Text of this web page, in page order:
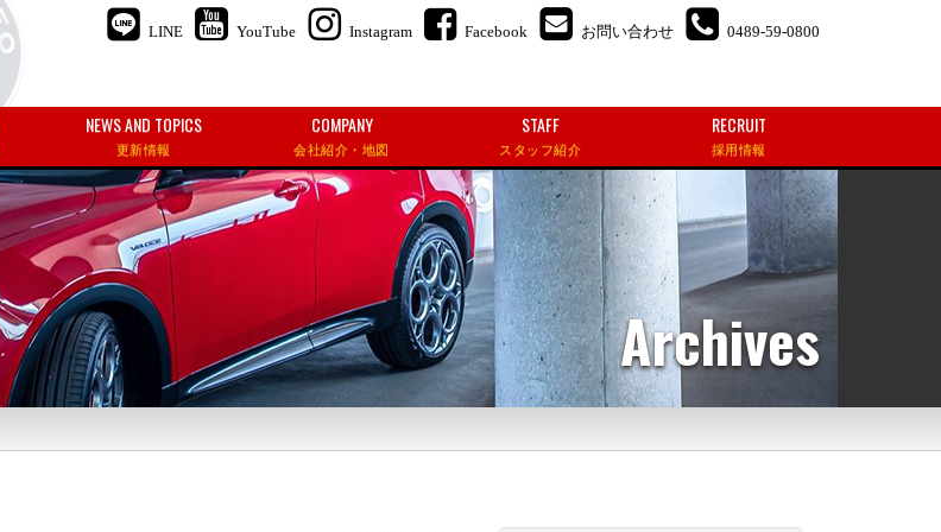
LINE YouTube Instagram Facebook お問い合わせ 0489-59-0800
NEWS AND TOPICS
更新情報
COMPANY
会社紹介・地図
STAFF
スタッフ紹介
RECRUIT
採用情報
Archives